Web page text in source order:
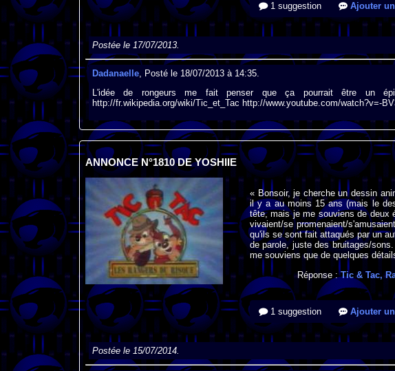
1 suggestion Ajouter
Postée le 17/07/2013.
Dadanaelle, Posté le 18/07/2013 à 14:35.
L'idée de rongeurs me fait penser que ça pourrait être un
http://fr.wikipedia.org/wiki/Tic_et_Tac http://www.youtube.com/watch?v=-
ANNONCE N°1810 DE YOSHIIE
« Bonsoir, je cherche un dessin
il y a au moins 15 ans (mais le
tête, mais je me souviens de deux
vivaient/se promenaient/
qu'ils se sont fait attaqués par un
de parole, juste des bruitages/
me souviens que de quelques
Réponse :Tic & Tac,
1 suggestion Ajouter
Postée le 15/07/2014.